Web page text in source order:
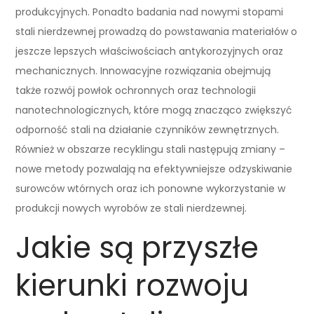
produkcyjnych. Ponadto badania nad nowymi stopami
stali nierdzewnej prowadzą do powstawania materiałów o
jeszcze lepszych właściwościach antykorozyjnych oraz
mechanicznych. Innowacyjne rozwiązania obejmują
także rozwój powłok ochronnych oraz technologii
nanotechnologicznych, które mogą znacząco zwiększyć
odporność stali na działanie czynników zewnętrznych.
Również w obszarze recyklingu stali następują zmiany –
nowe metody pozwalają na efektywniejsze odzyskiwanie
surowców wtórnych oraz ich ponowne wykorzystanie w
produkcji nowych wyrobów ze stali nierdzewnej.
Jakie są przyszłe
kierunki rozwoju